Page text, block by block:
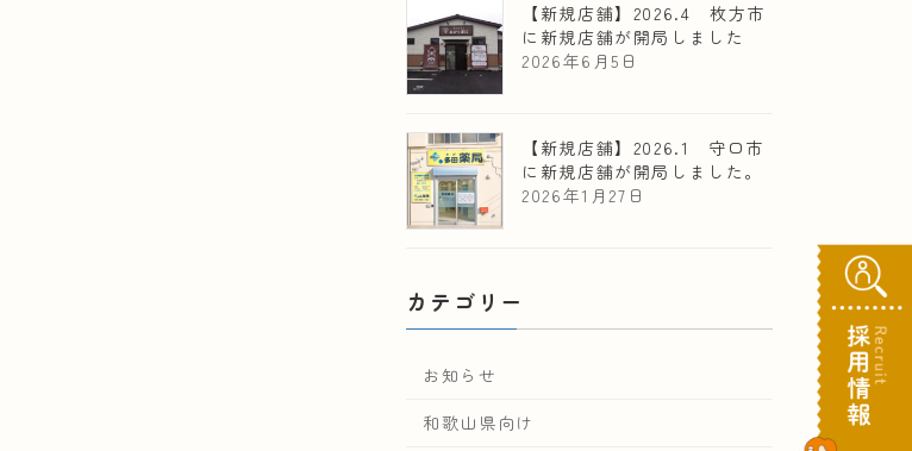
【新規店舗】2026.4 枚方市
に新規店舗が開局しました
2026年6月5日
【新規店舗】2026.1 守口市
に新規店舗が開局しました。
2026年1月27日
カテゴリー
お知らせ
和歌山県向け